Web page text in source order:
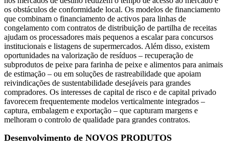
os obstáculos de conformidade local. Os modelos de financiamento
que combinam o financiamento de activos para linhas de
congelamento com contratos de distribuição de partilha de receitas
ajudam os processadores mais pequenos a escalar para concursos
institucionais e listagens de supermercados. Além disso, existem
oportunidades na valorização de resíduos – recuperação de
subprodutos de peixe para farinha de peixe e alimentos para animais
de estimação – ou em soluções de rastreabilidade que apoiam
reivindicações de sustentabilidade desejáveis ​​para grandes
compradores. Os interesses de capital de risco e de capital privado
favorecem frequentemente modelos verticalmente integrados –
captura, embalagem e exportação – que capturam margens e
melhoram o controlo de qualidade para grandes contratos.
Desenvolvimento de NOVOS PRODUTOS